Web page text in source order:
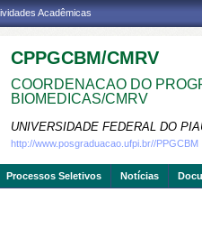
Acadêmicas
CPPGCBM/CMRV
COORDENACAO DO
BIOMEDICAS/CMRV
UNIVERSIDADE FEDERAL DO
http://www.posgraduacao.ufpi.br//PPGCBM
Processos Seletivos Notícias